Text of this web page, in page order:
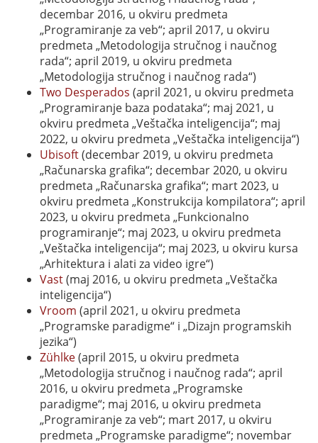
decembar 2016, u okviru predmeta
„Programiranje za veb“; april 2017, u okviru
predmeta „Metodologija stručnog i naučnog
rada“; april 2019, u okviru predmeta
„Metodologija stručnog i naučnog rada“)
Two Desperados (april 2021, u okviru predmeta
„Programiranje baza podataka“; maj 2021, u
okviru predmeta „Veštačka inteligencija“; maj
2022, u okviru predmeta „Veštačka inteligencija“)
Ubisoft(decembar 2019, u okviru predmeta
„Računarska grafika“; decembar 2020, u okviru
predmeta „Računarska grafika“; mart 2023, u
okviru predmeta „Konstrukcija kompilatora“; april
2023, u okviru predmeta „Funkcionalno
programiranje“; maj 2023, u okviru predmeta
„Veštačka inteligencija“; maj 2023, u okviru kursa
„Arhitektura i alati za video igre“)
Vast(maj 2016, u okviru predmeta „Veštačka
inteligencija“)
Vroom (april 2021, u okviru predmeta
„Programske paradigme“ i „Dizajn programskih
jezika“)
Zühlke(april 2015, u okviru predmeta
„Metodologija stručnog i naučnog rada“; april
2016, u okviru predmeta „Programske
paradigme“; maj 2016, u okviru predmeta
„Programiranje za veb“; mart 2017, u okviru
predmeta „Programske paradigme“; novembar